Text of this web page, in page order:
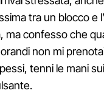
tra un blocco e
ma confesso che
non mi
tenni le mani